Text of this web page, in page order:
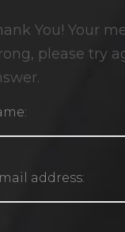
You! Your
please try